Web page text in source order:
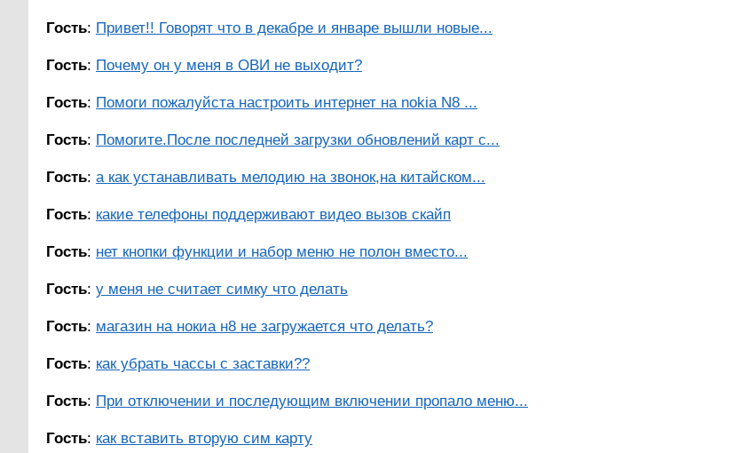
Гость: Привет!! Говорят что в декабре и январе вышли новые...
Гость: Почему он у меня в ОВИ не выходит?
Гость: Помоги пожалуйста настроить интернет на nokia N8 ...
Гость: Помогите.После последней загрузки обновлений карт с...
Гость: а как устанавливать мелодию на звонок,на китайском...
Гость: какие телефоны поддерживают видео вызов скайп
Гость: нет кнопки функции и набор меню не полон вместо...
Гость: у меня не считает симку что делать
Гость: магазин на нокиа н8 не загружается что делать?
Гость: как убрать чассы с заставки??
Гость: При отключении и последующим включении пропало меню...
Гость: как вставить вторую сим карту